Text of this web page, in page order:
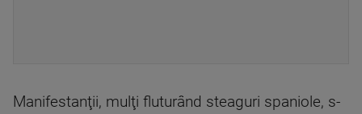
Manifestanţii, mulţi fluturând steaguri spaniole, s-